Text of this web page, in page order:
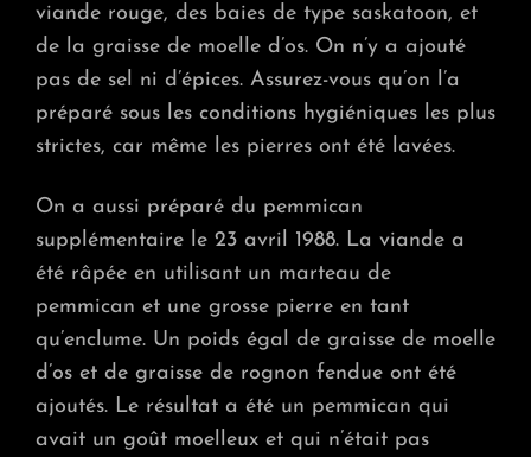
viande rouge, des baies de type saskatoon, et
de la graisse de moelle d’os. On n’y a ajouté
pas de sel ni d’épices. Assurez-vous qu’on l’a
préparé sous les conditions hygiéniques les plus
strictes, car même les pierres ont été lavées.
On a aussi préparé du pemmican
supplémentaire le 23 avril 1988. La viande a
été râpée en utilisant un marteau de
pemmican et une grosse pierre en tant
qu’enclume. Un poids égal de graisse de moelle
d’os et de graisse de rognon fendue ont été
ajoutés. Le résultat a été un pemmican qui
avait un goût moelleux et qui n’était pas